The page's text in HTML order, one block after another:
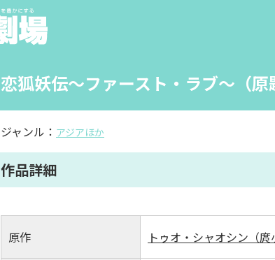
恋狐妖伝～ファースト・ラブ～（
ジャンル： アジアほか
作品詳細
原作 トゥオ・シャオシン（庹